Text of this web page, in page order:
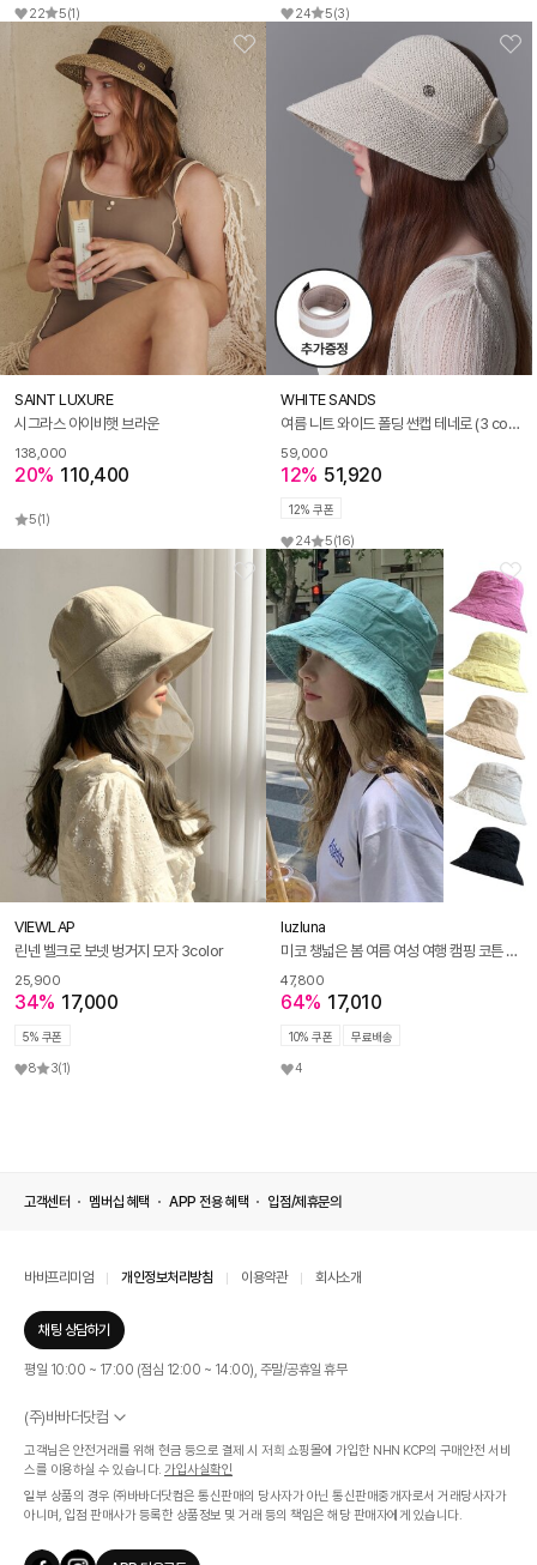
22 5(1) 24 5(3)
SAINT LUXURE
시그라스 아이비햇 브라운
138,000
20% 110,400
5(1)
WHITE SANDS
여름 니트 와이드 폴딩 썬캡 테네로 (3 colors)
59,000
12% 51,920
12% 쿠폰
24 5(16)
VIEWLAP
린넨 벨크로 보넷 벙거지 모자 3color
25,900
34% 17,000
5% 쿠폰
8 3(1)
luzluna
미코 챙넓은 봄 여름 여성 여행 캠핑 코튼 버킷햇 벙거지 모자
47,800
64% 17,010
10% 쿠폰 무료배송
4
고객센터 멤버십 혜택 APP 전용 혜택 입점/제휴문의
바바프리미엄 개인정보처리방침 이용약관 회사소개
채팅 상담하기
평일 10:00 ~ 17:00 (점심 12:00 ~ 14:00), 주말/공휴일 휴무
(주)바바더닷컴
서울특별시 서초구 신반포로 339, 논현빌딩 (대표이사 : 문인식)
사업자 등록번호 569-86-01308
통신판매업신고번호 제 2019 - 서울 서초 - 1268호
개인정보관리책임자 : 김효영
인증범위 온라인 쇼핑몰 서비스(바바더닷컴)
고객님은 안전거래를 위해 현금 등으로 결제 시 저희 쇼핑몰에 가입한 NHN KCP의 구매안전 서비
스를 이용하실 수 있습니다. 가입사실확인
일부 상품의 경우 ㈜바바더닷컴은 통신판매의 당사자가 아닌 통신판매중개자로서 거래당사자가
아니며, 입점 판매사가 등록한 상품정보 및 거래 등의 책임은 해당 판매자에게 있습니다.